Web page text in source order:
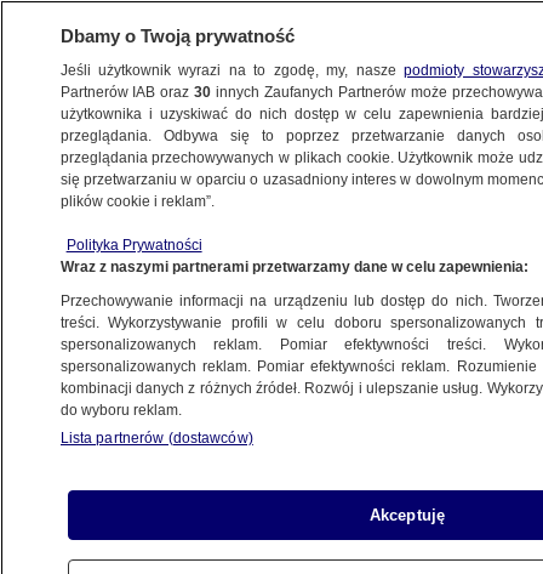
RZESZÓW
świątyni
Oprac.Martyna Sokołowska
25.05.2026, 14:46
Posłuchaj artykułu
Czyta lektor AI
Dbamy o Twoją prywatność
Jeśli użytkownik wyrazi na to zgodę, my, naszepodmioty
Partnerów IAB oraz30 innych Zaufanych Partnerów może
użytkownika i uzyskiwać do nich dostęp w celu zapewnienia
przeglądania. Odbywa się to poprzez przetwarzanie danych
przeglądania przechowywanych w plikach cookie. Użytkownik może
się przetwarzaniu w oparciu o uzasadniony interes w dowolnym
plików cookie i reklam”.
Polityka Prywatności
Wraz z naszymi partnerami przetwarzamy dane w celu zapewnienia:
Przechowywanie informacji na urządzeniu lub dostęp do nich.
treści. Wykorzystywanie profili w celu doboru spersonalizowanych
spersonalizowanych reklam. Pomiar efektywności treści.
spersonalizowanych reklam. Pomiar efektywności reklam.
kombinacji danych z różnych źródeł. Rozwój i ulepszanie usług.
do wyboru reklam.
Lista partnerów (dostawców)
Akceptuję